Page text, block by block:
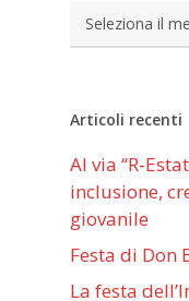
Archivi
Articoli recenti
Al via “R-
inclusione,
giovanile
Festa di Don
La festa